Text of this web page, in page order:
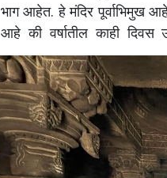
भाग आहेत. हे मंदिर पूर्वाभिमुख
आहे की वर्षातील काही दिवस